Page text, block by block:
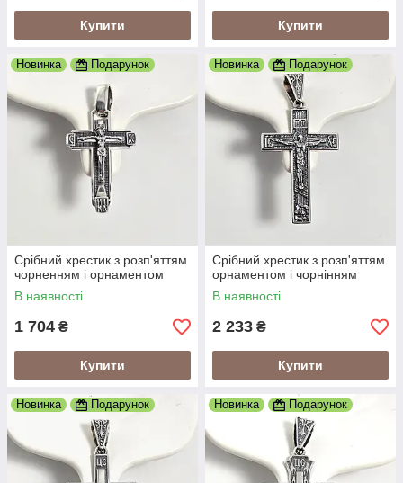
Купити Купити
Новинка Подарунок
Срібний хрестик з розп'яттям
чорненням і орнаментом
В наявності
1 704 ₴
Купити
Новинка Подарунок
Срібний хрестик з розп'яттям
орнаментом і чорнінням
В наявності
2 233 ₴
Купити
Новинка Подарунок Новинка Подарунок